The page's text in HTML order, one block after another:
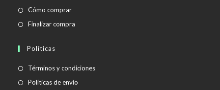
Cómo comprar
Finalizar compra
Políticas
Términos y condicionesSe
Políticas de envío